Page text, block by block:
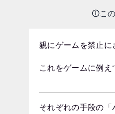
🛈この
親にゲームを禁止に
これをゲームに例え
それぞれの手段の「